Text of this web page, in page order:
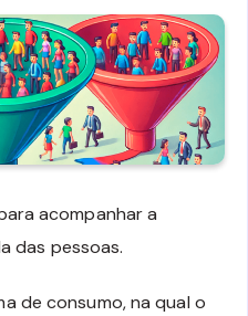
acompanhar a
das pessoas.
de consumo, na qual o